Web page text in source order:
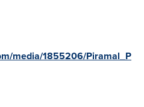
media/1855206/Piramal_P